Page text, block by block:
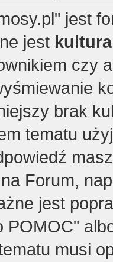
jest
jest
czy
brak
tematu
Forum,
jest
POMOC"
musi